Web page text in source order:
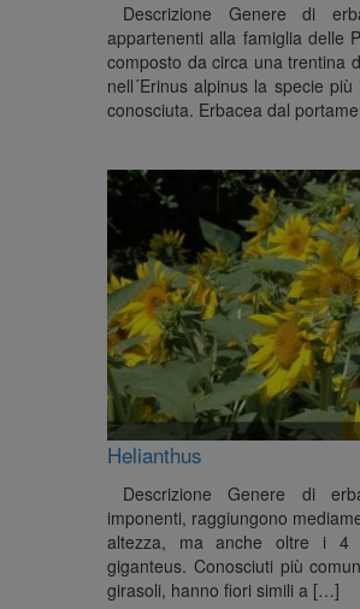
Descrizione Genere di
appartenenti alla famiglia delle
composto da circa una trentina
nell´Erinus alpinus la specie
conosciuta. Erbacea dal
Helianthus
Descrizione Genere di
imponenti, raggiungono
altezza, ma anche oltre i 4
giganteus. Conosciuti più
girasoli, hanno fiori simili a […]